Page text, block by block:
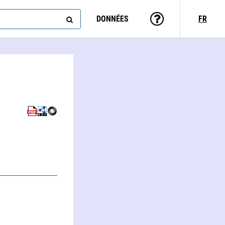
DONNÉES FR